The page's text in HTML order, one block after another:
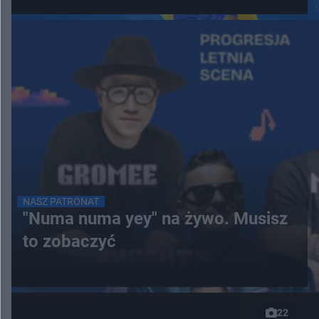
NASZ PATRONAT
"Numa numa yey" na żywo. Musisz
to zobaczyć
22